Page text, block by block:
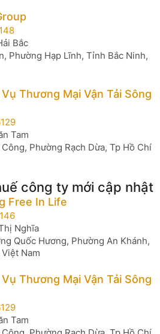
Bắc
Phường Hạp Lĩnh, Tỉnh Bắc Ninh,
Thương Mại Vận Tải Sông
Tam
Phường Rạch Dừa, Tp Hồ Chí
công ty mới cập nhật
Free In Life
Nghĩa
Quốc Hương, Phường An Khánh,
Nam
Thương Mại Vận Tải Sông
Tam